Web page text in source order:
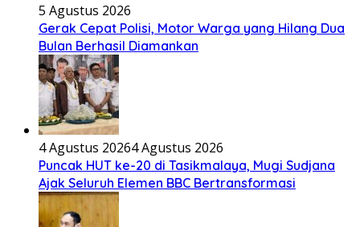
5 Agustus 2026
Gerak Cepat Polisi, Motor Warga yang Hilang Dua
Bulan Berhasil Diamankan
4 Agustus 20264 Agustus 2026
Puncak HUT ke-20 di Tasikmalaya, Mugi Sudjana
Ajak Seluruh Elemen BBC Bertransformasi